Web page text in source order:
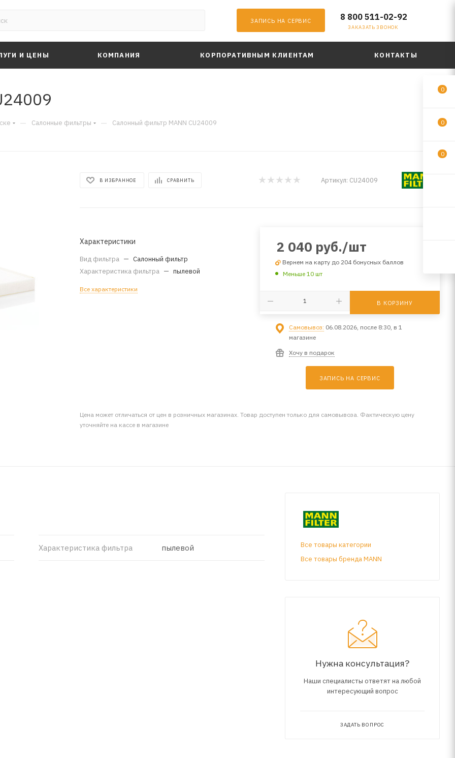
ЗАПИСЬ НА СЕРВИС 8 800 511-02-92
ЗАКАЗАТЬ ЗВОНОК
И ЦЕНЫ КОМПАНИЯ КОРПОРАТИВНЫМ КЛИЕНТАМ КОНТАКТЫ
— Салонные фильтры — Салонный фильтр MANN CU24009
В ИЗБРАННОЕ СРАВНИТЬ Артикул: CU24009
Характеристики
Вид фильтра — Салонный фильтр
Характеристика фильтра — пылевой
Все характеристики
2 040 руб./шт
Вернем на карту до 204 бонусных баллов
Меньше 10 шт
В КОРЗИНУ
Самовывоз: 06.08.2026, после 8:30, в 1
магазине
Хочу в подарок
ЗАПИСЬ НА СЕРВИС
Цена может отличаться от цен в розничных магазинах. Товар доступен только для самовывоза. Фактическую цену
уточняйте на кассе в магазине
Характеристика фильтра пылевой
Все товары категории
Все товары бренда MANN
Нужна консультация?
Наши специалисты ответят на любой
интересующий вопрос
ЗАДАТЬ ВОПРОС
0
0
0